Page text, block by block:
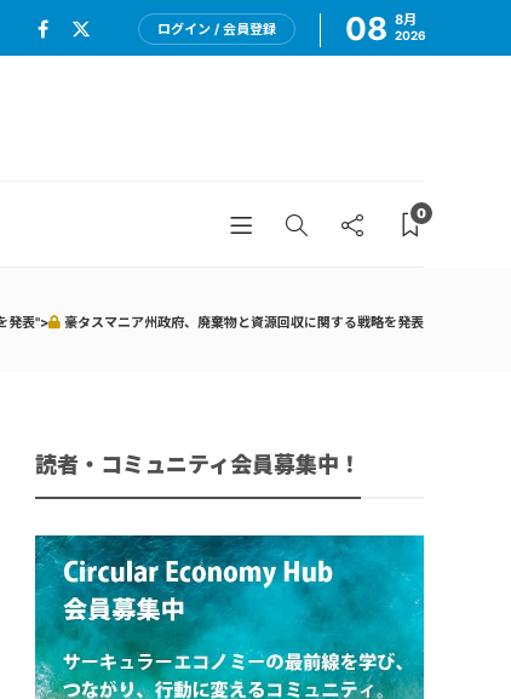
ログイン / 会員登録 08 8月
2026
0
発表"> 豪タスマニア州政府、廃棄物と資源回収に関する戦略を発表
読者・コミュニティ会員募集中！